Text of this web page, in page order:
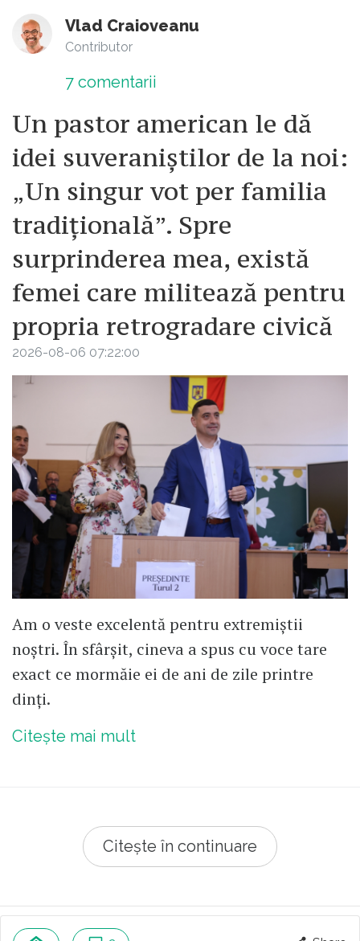
Vlad Craioveanu
Contributor
7 comentarii
Un pastor american le dă
idei suveraniștilor de la noi:
„Un singur vot per familia
tradițională”. Spre
surprinderea mea, există
femei care militează pentru
propria retrogradare civică
2026-08-06 07:22:00
Am o veste excelentă pentru extremiștii
noștri. În sfârșit, cineva a spus cu voce tare
exact ce mormăie ei de ani de zile printre
dinți.
Citește mai mult
Citește în continuare
© 2026 Republica.ro